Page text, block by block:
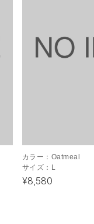
カラー： Oatmeal
サイズ： L
¥8,580